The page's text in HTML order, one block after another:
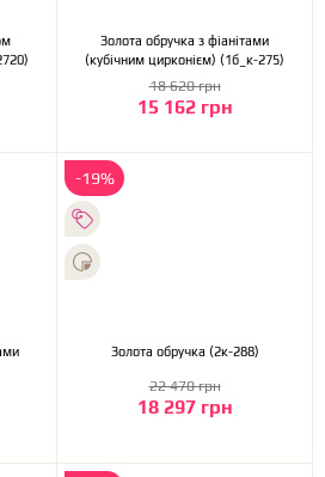
Золота обручка з фіанітами
(кубічним цирконієм) (1б_к-275)
15 162 грн
18 620 грн
-19%
Золота обручка (2к-288)
18 297 грн
22 470 грн